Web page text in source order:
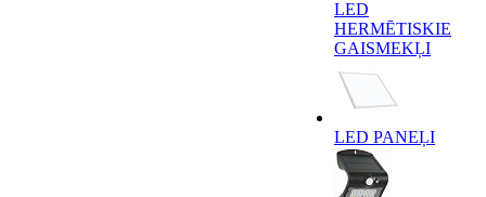
LED
HERMĒTISKIE
GAISMEKĻI
LED PANEĻI